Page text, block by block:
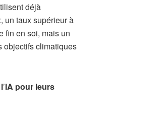
déjà
un taux supérieur à
fin en soi, mais un
objectifs climatiques
’IA pour leurs